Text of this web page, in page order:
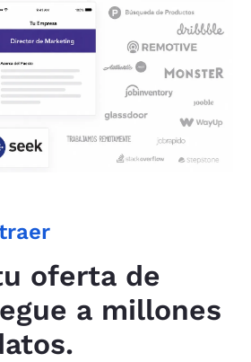
oferta de
a millones